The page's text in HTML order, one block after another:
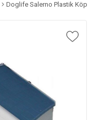
Doglife Salerno Plastik